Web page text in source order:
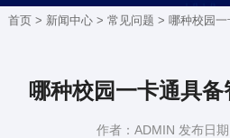
首页 > 新闻中心> 常见问题 > 哪种校园一
哪种校园一卡通具备
作者：ADMIN 发布日